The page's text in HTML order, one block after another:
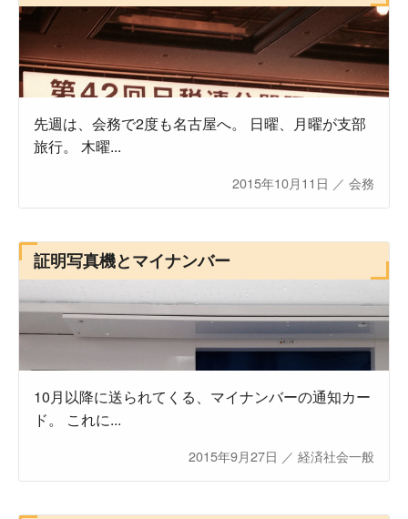
先週は、会務で2度も名古屋へ。 日曜、月曜が支部
旅行。 木曜...
2015年10月11日 ／ 会務
証明写真機とマイナンバー
10月以降に送られてくる、マイナンバーの通知カー
ド。 これに...
2015年9月27日 ／ 経済社会一般